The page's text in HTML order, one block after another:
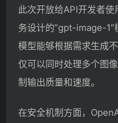
此次开放给API开发者
务设计的”gpt-image-1″
模型能够根据需求生成
仅可以同时处理多个图
制输出质量和速度。
在安全机制方面，